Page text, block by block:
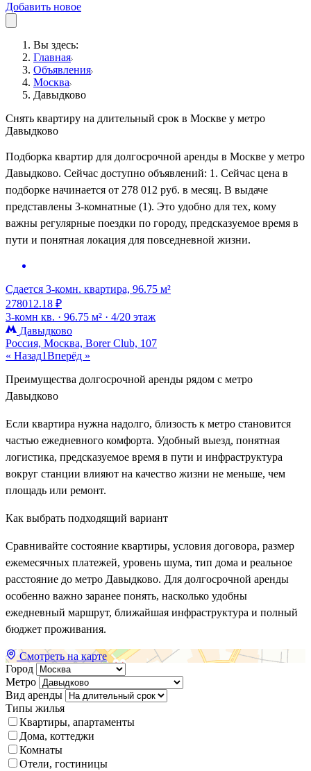
Добавить новое
Вы здесь:
Главная
Объявления
Москва
Давыдково
Снять квартиру на длительный срок в Москве у метро
Давыдково
Подборка квартир для долгосрочной аренды в Москве у метро
Давыдково. Сейчас доступно объявлений: 1. Сейчас цена в
подборке начинается от 278 012 руб. в месяц. В выдаче
представлены 3-комнатные (1). Это удобно для тех, кому
важны регулярные поездки по городу, предсказуемое время в
пути и понятная локация для повседневной жизни.
Сдается 3-комн. квартира, 96.75 м²
278012.18 ₽
3-комн кв. · 96.75 м² · 4/20 этаж
Давыдково
Россия, Москва, Borer Club, 107
« Назад1Вперёд »
Преимущества долгосрочной аренды рядом с метро
Давыдково
Если квартира нужна надолго, близость к метро становится
частью ежедневного комфорта. Удобный выезд, понятная
логистика, предсказуемое время в пути и инфраструктура
вокруг станции влияют на качество жизни не меньше, чем
площадь или ремонт.
Как выбрать подходящий вариант
Сравнивайте состояние квартиры, условия договора, размер
ежемесячных платежей, уровень шума, тип дома и реальное
расстояние до метро Давыдково. Для долгосрочной аренды
особенно важно заранее понять, насколько удобны
ежедневный маршрут, ближайшая инфраструктура и полный
бюджет проживания.
Смотреть на карте
Город
Метро
Вид аренды
Типы жилья
Квартиры, апартаменты
Дома, коттеджи
Комнаты
Отели, гостиницы